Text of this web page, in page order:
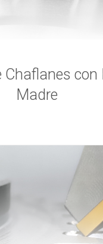
Chaflanes con
Madre